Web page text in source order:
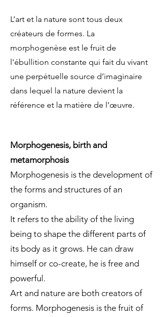
L’art et la nature sont tous deux
créateurs de formes. La
morphogenèse est le fruit de
l'ébullition constante qui fait du vivant
une perpétuelle source d’imaginaire
dans lequel la nature devient la
référence et la matière de l’œuvre.
Morphogenesis, birth and
metamorphosis
Morphogenesis is the development of
the forms and structures of an
organism.
It refers to the ability of the living
being to shape the different parts of
its body as it grows. He can draw
himself or co-create, he is free and
powerful.
Art and nature are both creators of
forms. Morphogenesis is the fruit of